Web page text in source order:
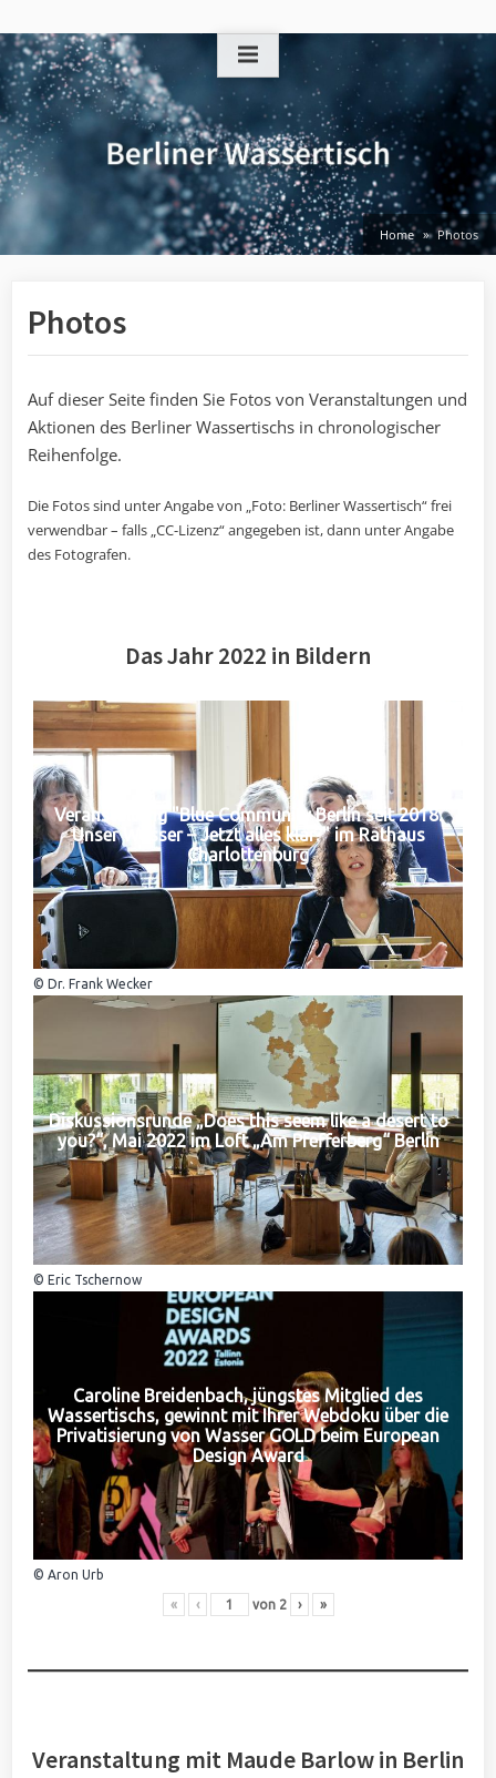
to
content
Home Photos
Photos
Auf dieser Seite finden Sie Fotos von Veranstaltungen und
Aktionen des Berliner Wassertischs in chronologischer
Reihenfolge.
Die Fotos sind unter Angabe von „Foto: Berliner Wassertisch“ frei
verwendbar – falls „CC-Lizenz“ angegeben ist, dann unter Angabe
des Fotografen.
Das Jahr 2022 in Bildern
Veranstaltung "Blue Community Berlin seit 2018:
Unser Wasser – Jetzt alles klar?" im Rathaus
Charlottenburg
© Dr. Frank Wecker
Diskussionsrunde „Does this seem like a desert to
you?“, Mai 2022 im Loft „Am Pfefferberg“ Berlin
© Eric Tschernow
Caroline Breidenbach, jüngstes Mitglied des
Wassertischs, gewinnt mit Ihrer Webdoku über die
Privatisierung von Wasser GOLD beim European
Design Award
© Aron Urb
« ‹ von 2 › »
Veranstaltung mit Maude Barlow in Berlin